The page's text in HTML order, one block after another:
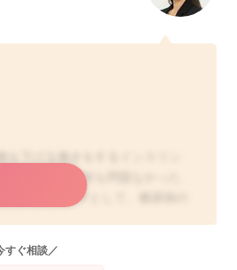
り、今まで何も問題なかった
のリスク因子として、糖尿病の
よっては、血糖値を下げる効
すぐ相談／